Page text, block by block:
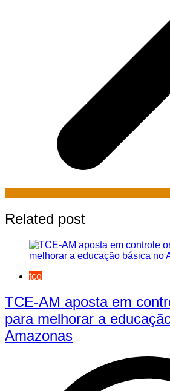
Related post
tce
TCE-AM aposta em
para melhorar a
Amazonas